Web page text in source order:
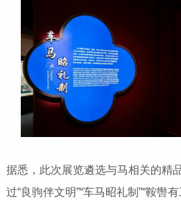
据悉，此次展览遴选与马相关的精
过“良驹伴文明”“车马昭礼制”“鞍辔